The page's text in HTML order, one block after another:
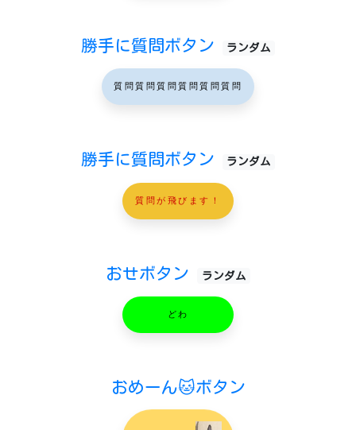
勝手に質問ボタン ランダム
質問質問質問質問質問質問
勝手に質問ボタン ランダム
質問が飛びます！
おせボタン ランダム
どわ
おめーん🐱ボタン